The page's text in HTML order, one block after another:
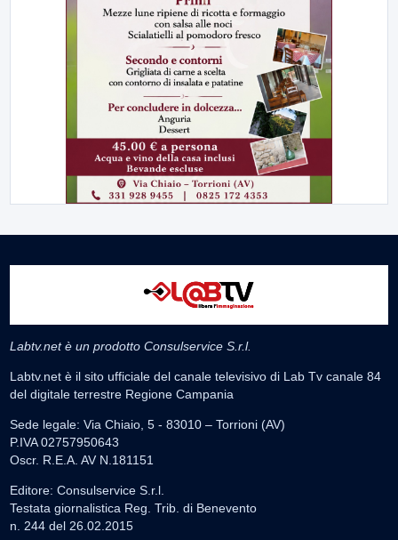
Labtv.net è un prodotto Consulservice S.r.l.
Labtv.net è il sito ufficiale del canale televisivo di Lab Tv canale 84
del digitale terrestre Regione Campania
Sede legale: Via Chiaio, 5 - 83010 – Torrioni (AV)
P.IVA 02757950643
Oscr. R.E.A. AV N.181151
Editore: Consulservice S.r.l.
Testata giornalistica Reg. Trib. di Benevento
n. 244 del 26.02.2015